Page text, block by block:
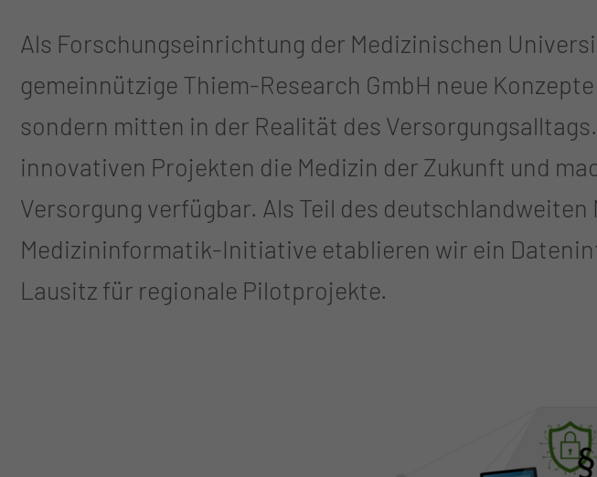
Als Forschungseinrichtung der Medizinischen
gemeinnützige Thiem-Research GmbH neue
sondern mitten in der Realität des
innovativen Projekten die Medizin der Zukunft und
Versorgung verfügbar. Als Teil des
Medizininformatik-Initiative etablieren wir ein
Lausitz für regionale Pilotprojekte.